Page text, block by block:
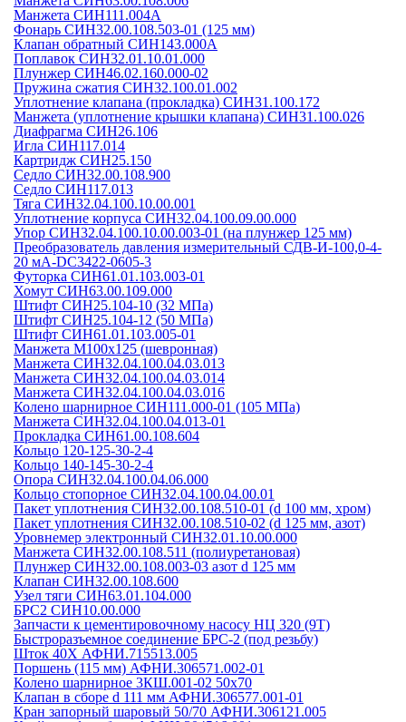
Манжета СИН111.004А
Фонарь СИН32.00.108.503-01 (125 мм)
Клапан обратный СИН143.000А
Поплавок СИН32.01.10.01.000
Плунжер СИН46.02.160.000-02
Пружина сжатия СИН32.100.01.002
Уплотнение клапана (прокладка) СИН31.100.172
Манжета (уплотнение крышки клапана) СИН31.100.026
Диафрагма СИН26.106
Игла СИН117.014
Картридж СИН25.150
Седло СИН32.00.108.900
Седло СИН117.013
Тяга СИН32.04.100.10.00.001
Уплотнение корпуса СИН32.04.100.09.00.000
Упор СИН32.04.100.10.00.003-01 (на плунжер 125 мм)
Преобразователь давления измерительный СДВ-И-100,0-4-
20 мА-DC3422-0605-3
Футорка СИН61.01.103.003-01
Хомут СИН63.00.109.000
Штифт СИН25.104-10 (32 МПа)
Штифт СИН25.104-12 (50 МПа)
Штифт СИН61.01.103.005-01
Манжета М100х125 (шевронная)
Манжета СИН32.04.100.04.03.013
Манжета СИН32.04.100.04.03.014
Манжета СИН32.04.100.04.03.016
Колено шарнирное СИН111.000-01 (105 МПа)
Манжета СИН32.04.100.04.013-01
Прокладка СИН61.00.108.604
Кольцо 120-125-30-2-4
Кольцо 140-145-30-2-4
Опора СИН32.04.100.04.06.000
Кольцо стопорное СИН32.04.100.04.00.01
Пакет уплотнения СИН32.00.108.510-01 (d 100 мм, хром)
Пакет уплотнения СИН32.00.108.510-02 (d 125 мм, азот)
Уровнемер электронный СИН32.01.10.00.000
Манжета СИН32.00.108.511 (полиуретановая)
Плунжер СИН32.00.108.003-03 азот d 125 мм
Клапан СИН32.00.108.600
Узел тяги СИН63.01.104.000
БРС2 СИН10.00.000
Запчасти к цементировочному насосу НЦ 320 (9Т)
Быстроразъемное соединение БРС-2 (под резьбу)
Шток 40Х АФНИ.715513.005
Поршень (115 мм) АФНИ.306571.002-01
Колено шарнирное 3КШ.001-02 50х70
Клапан в сборе d 111 мм АФНИ.306577.001-01
Кран запорный шаровый 50/70 АФНИ.306121.005